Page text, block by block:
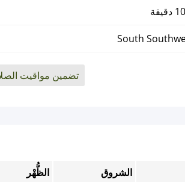
تضمين مواقيت
الشروق الظُّهْر